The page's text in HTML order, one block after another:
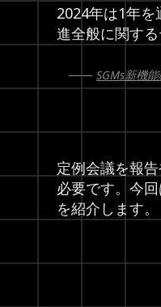
2024年は1年
進全般に関す
SGMs新機
定例会議を報
必要です。今
を紹介します。